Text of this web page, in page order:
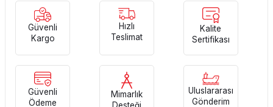
Güvenli
Kargo
Hızlı
Teslimat
Kalite
Sertifikası
Güvenli
Ödeme
Mimarlık
Uluslararası
Gönderim